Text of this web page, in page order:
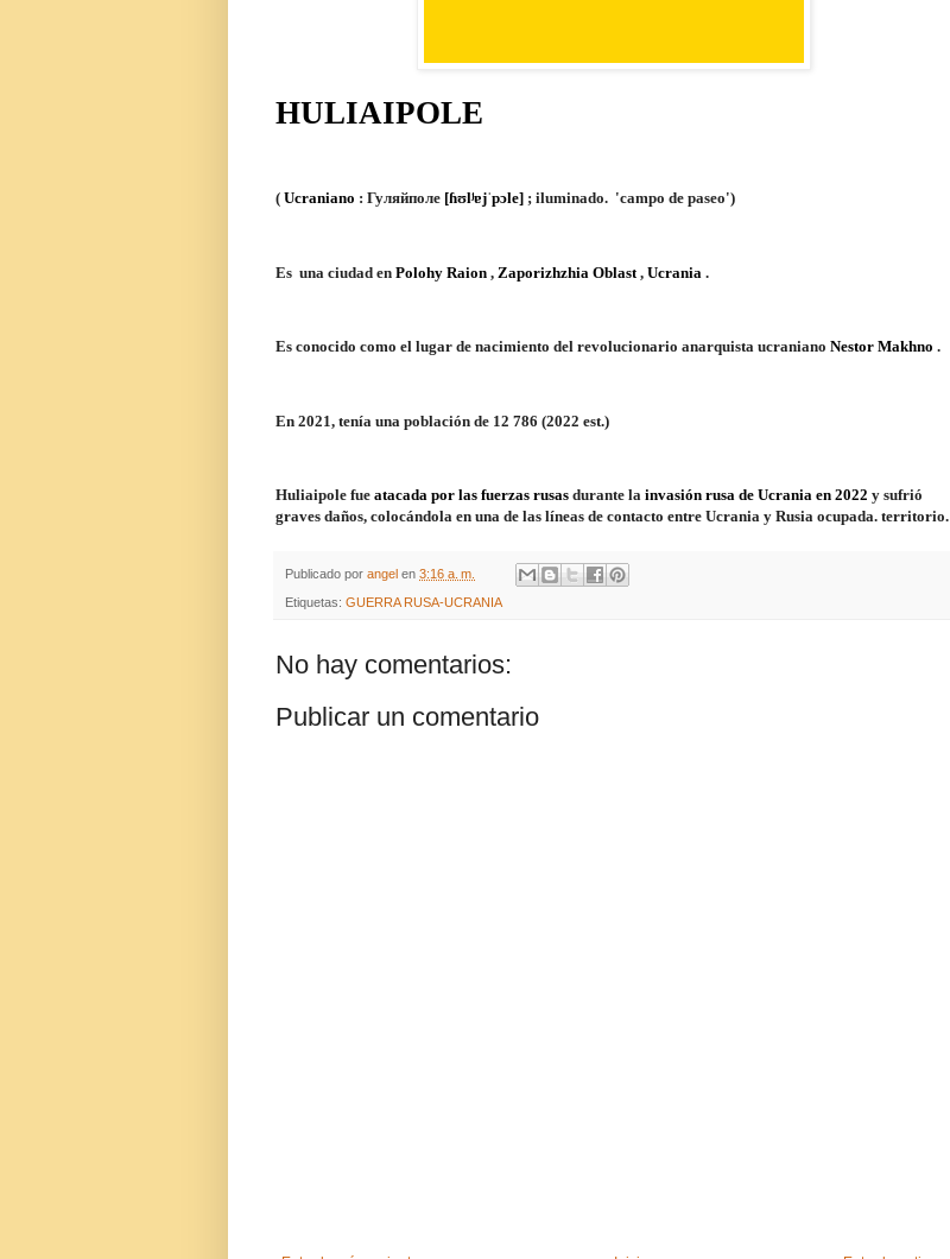
HULIAIPOLE
( Ucraniano : Гуляйполе [ɦʊlʲɐjˈpɔle] ; iluminado. 'campo de paseo')
Es una ciudad en Polohy Raion , Zaporizhzhia Oblast , Ucrania .
Es conocido como el lugar de nacimiento del revolucionario anarquista ucraniano Nestor Makhno .
En 2021, tenía una población de 12 786 (2022 est.)
Huliaipole fue atacada por las fuerzas rusas durante la invasión rusa de Ucrania en 2022 y sufrió
graves daños, colocándola en una de las líneas de contacto entre Ucrania y Rusia ocupada. territorio.
Publicado por angel en 3:16 a. m.
Etiquetas: GUERRA RUSA-UCRANIA
No hay comentarios:
Publicar un comentario